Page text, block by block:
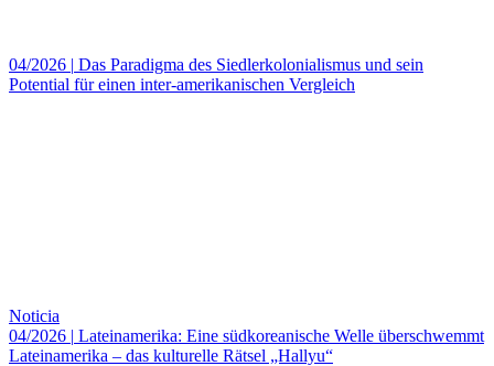
04/2026 | Das Paradigma des Siedlerkolonialismus und sein
Potential für einen inter-amerikanischen Vergleich
Noticia
04/2026 | Lateinamerika: Eine südkoreanische Welle überschwemmt
Lateinamerika – das kulturelle Rätsel „Hallyu“